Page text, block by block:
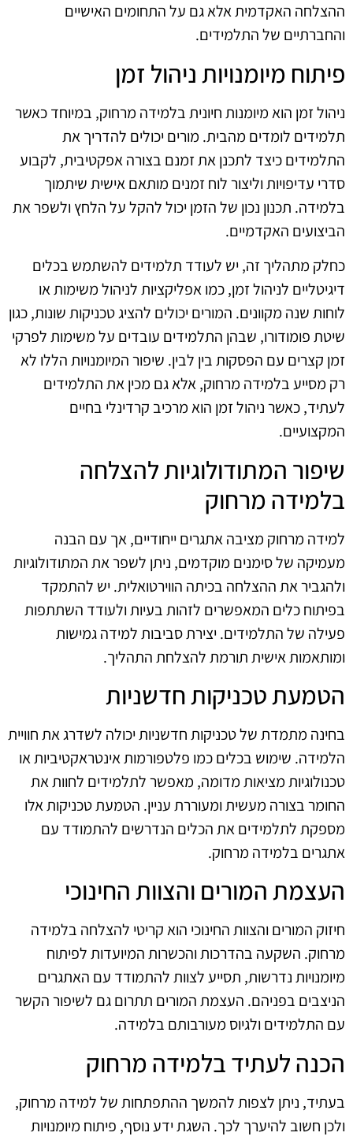
ההצלחה האקדמית אלא גם על התחומים האישיים
והחברתיים של התלמידים.
פיתוח מיומנויות ניהול זמן
ניהול זמן הוא מיומנות חיונית בלמידה מרחוק, במיוחד כאשר
תלמידים לומדים מהבית. מורים יכולים להדריך את
התלמידים כיצד לתכנן את זמנם בצורה אפקטיבית, לקבוע
סדרי עדיפויות וליצור לוח זמנים מותאם אישית שיתמוך
בלמידה. תכנון נכון של הזמן יכול להקל על הלחץ ולשפר את
הביצועים האקדמיים.
כחלק מתהליך זה, יש לעודד תלמידים להשתמש בכלים
דיגיטליים לניהול זמן, כמו אפליקציות לניהול משימות או
לוחות שנה מקוונים. המורים יכולים להציג טכניקות שונות, כגון
שיטת פומודורו, שבהן התלמידים עובדים על משימות לפרקי
זמן קצרים עם הפסקות בין לבין. שיפור המיומנויות הללו לא
רק מסייע בלמידה מרחוק, אלא גם מכין את התלמידים
לעתיד, כאשר ניהול זמן הוא מרכיב קרדינלי בחיים
המקצועיים.
שיפור המתודולוגיות להצלחה
בלמידה מרחוק
למידה מרחוק מציבה אתגרים ייחודיים, אך עם הבנה
מעמיקה של סימנים מוקדמים, ניתן לשפר את המתודולוגיות
ולהגביר את ההצלחה בכיתה הווירטואלית. יש להתמקד
בפיתוח כלים המאפשרים לזהות בעיות ולעודד השתתפות
פעילה של התלמידים. יצירת סביבות למידה גמישות
ומותאמות אישית תורמת להצלחת התהליך.
הטמעת טכניקות חדשניות
בחינה מתמדת של טכניקות חדשניות יכולה לשדרג את חוויית
הלמידה. שימוש בכלים כמו פלטפורמות אינטראקטיביות או
טכנולוגיות מציאות מדומה, מאפשר לתלמידים לחוות את
החומר בצורה מעשית ומעוררת עניין. הטמעת טכניקות אלו
מספקת לתלמידים את הכלים הנדרשים להתמודד עם
אתגרים בלמידה מרחוק.
העצמת המורים והצוות החינוכי
חיזוק המורים והצוות החינוכי הוא קריטי להצלחה בלמידה
מרחוק. השקעה בהדרכות והכשרות המיועדות לפיתוח
מיומנויות נדרשות, תסייע לצוות להתמודד עם האתגרים
הניצבים בפניהם. העצמת המורים תתרום גם לשיפור הקשר
עם התלמידים ולגיוס מעורבותם בלמידה.
הכנה לעתיד בלמידה מרחוק
בעתיד, ניתן לצפות להמשך ההתפתחות של למידה מרחוק,
ולכן חשוב להיערך לכך. השגת ידע נוסף, פיתוח מיומנויות